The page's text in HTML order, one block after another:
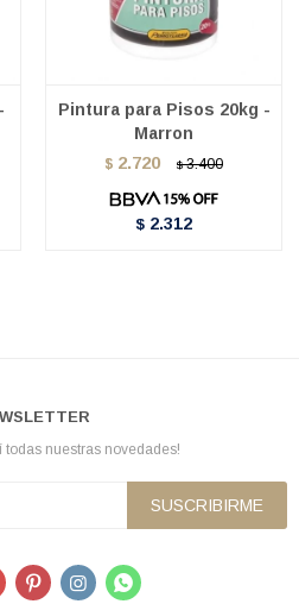
Pintura para Pisos 20kg -
Marron
$ 2.720 $ 3.400
$ 2.312
todas nuestras novedades!
SUSCRIBIRME
  